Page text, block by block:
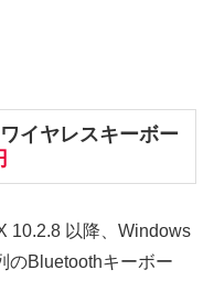
イヤレスキーボー
10.2.8 以降、Windows
のBluetoothキーボー